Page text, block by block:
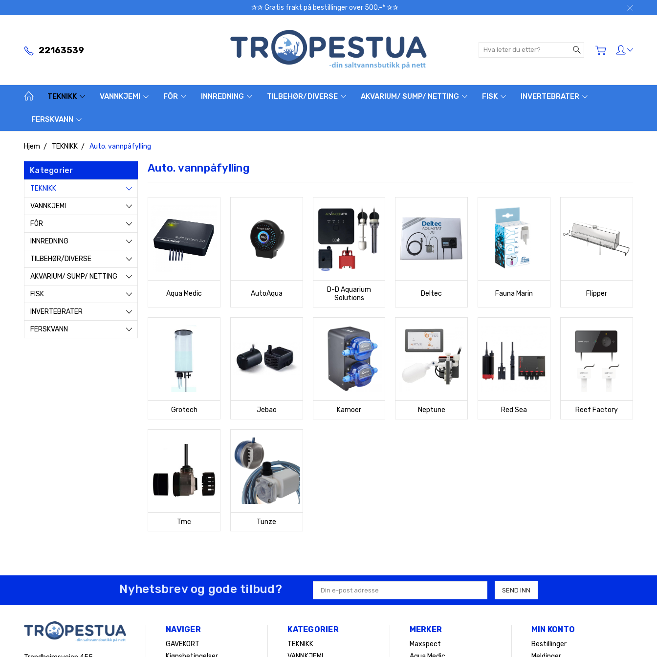
✰✰ Gratis frakt på bestillinger over 500,-* ✰✰
22163539 Søk
TEKNIKK VANNKJEMI FÔR INNREDNING TILBEHØR/DIVERSE AKVARIUM/ SUMP/ NETTING FISK INVERTEBRATER
FERSKVANN
Hjem TEKNIKK Auto. vannpåfylling
Kategorier
TEKNIKK
VANNKJEMI
FÔR
INNREDNING
TILBEHØR/DIVERSE
AKVARIUM/ SUMP/ NETTING
FISK
INVERTEBRATER
FERSKVANN
Auto. vannpåfylling
Aqua Medic AutoAqua
D-D Aquarium
Solutions
Deltec Fauna Marin Flipper
Grotech Jebao Kamoer Neptune Red Sea Reef Factory
Tmc Tunze
Nyhetsbrev og gode tilbud?
postadresse
NAVIGER
GAVEKORT
KATEGORIER
TEKNIKK
MERKER
Maxspect
MIN KONTO
Bestillinger